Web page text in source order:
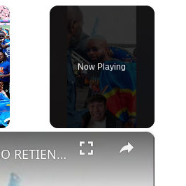
×
Now Playing
×
EL CONGO RETIENE A SUS JUGADORES HASTA EL LUNES